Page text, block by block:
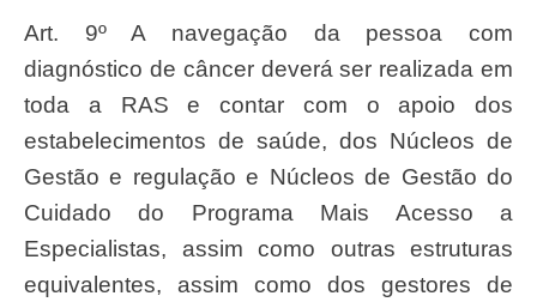
Art. 9º A navegação da pessoa com
diagnóstico de câncer deverá ser realizada em
toda a RAS e contar com o apoio dos
estabelecimentos de saúde, dos Núcleos de
Gestão e regulação e Núcleos de Gestão do
Cuidado do Programa Mais Acesso a
Especialistas, assim como outras estruturas
equivalentes, assim como dos gestores de